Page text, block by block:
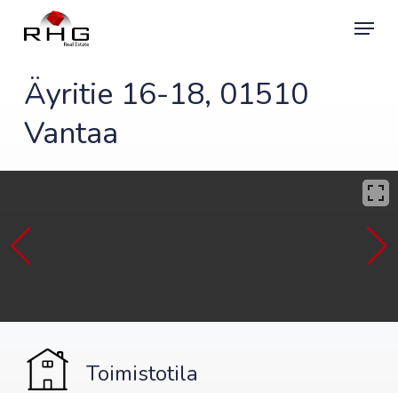
Menu
Äyritie 16-18, 01510
Vantaa
Toimistotila